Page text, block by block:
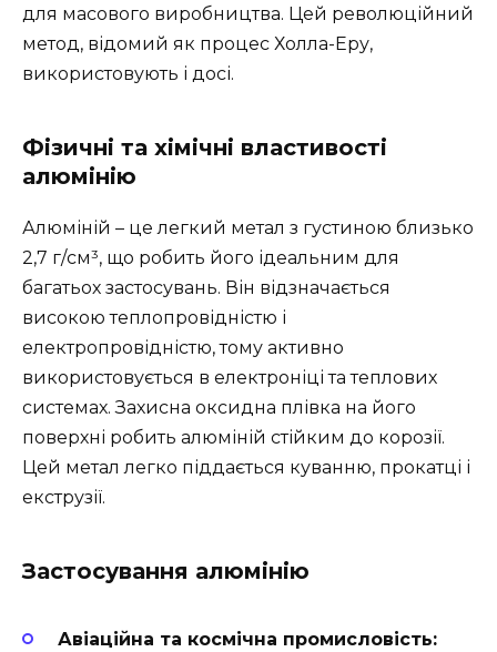
для масового виробництва. Цей революційний
метод, відомий як процес Холла-Еру,
використовують і досі.
Фізичні та хімічні властивості
алюмінію
Алюміній – це легкий метал з густиною близько
2,7 г/см³, що робить його ідеальним для
багатьох застосувань. Він відзначається
високою теплопровідністю і
електропровідністю, тому активно
використовується в електроніці та теплових
системах. Захисна оксидна плівка на його
поверхні робить алюміній стійким до корозії.
Цей метал легко піддається куванню, прокатці і
екструзії.
Застосування алюмінію
Авіаційна та космічна промисловість: